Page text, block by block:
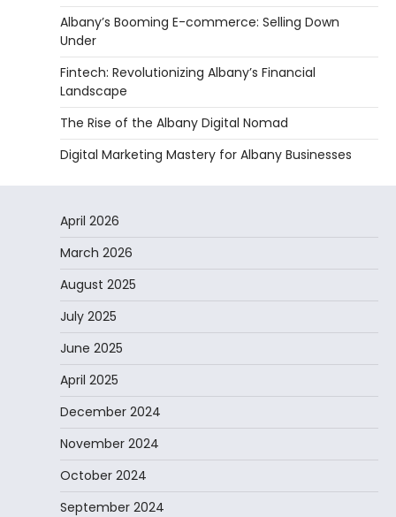
Albany’s Booming E-commerce: Selling Down
Under
Fintech: Revolutionizing Albany’s Financial
Landscape
The Rise of the Albany Digital Nomad
Digital Marketing Mastery for Albany Businesses
April 2026
March 2026
August 2025
July 2025
June 2025
April 2025
December 2024
November 2024
October 2024
September 2024